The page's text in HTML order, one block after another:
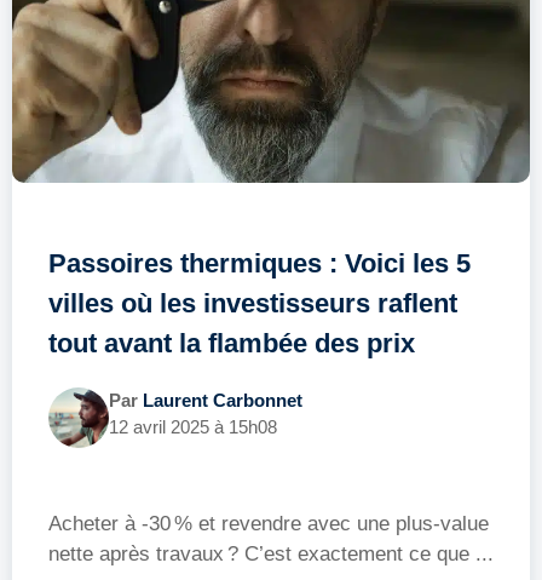
Passoires thermiques : Voici les 5
villes où les investisseurs raflent
tout avant la flambée des prix
Par Laurent Carbonnet
12 avril 2025 à 15h08
Acheter à -30 % et revendre avec une plus-value
nette après travaux ? C’est exactement ce que ...